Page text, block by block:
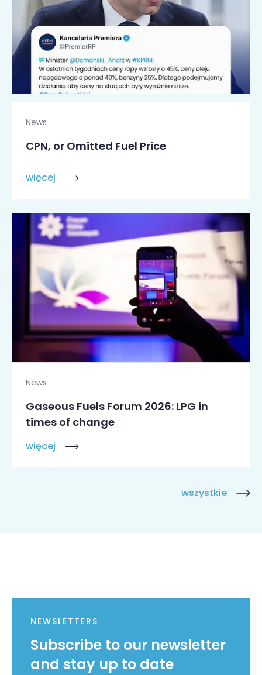
News
CPN, or Omitted Fuel Price
więcej
News
Gaseous Fuels Forum 2026: LPG in
times of change
więcej
wszystkie
NEWSLETTERS
Subscribe to our newsletter
and stay up to date